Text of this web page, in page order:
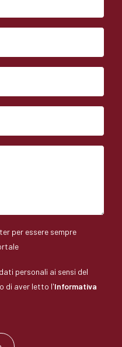
per essere sempre
personali ai sensi del
di aver letto l'Informativa